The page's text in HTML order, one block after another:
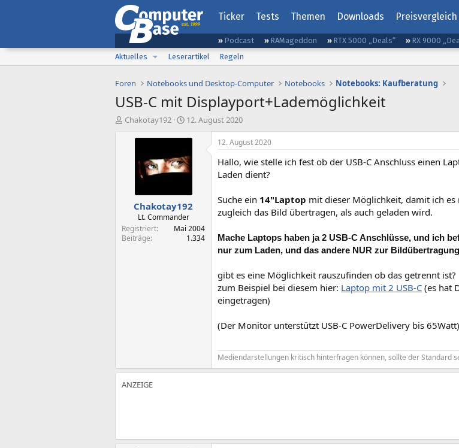
Ticker Tests Themen Downloads Preisvergleich
Podcast RAMageddon RTX 5000 „Deals“ RX 9000
Aktuelles
Leserartikel Regeln
Foren Notebooks und Desktop-Computer Notebooks Notebooks: Kaufberatung
USB-C mit Displayport+Lademöglichkeit
E
Chakotay192
E
s
e
l
t
a
m
12. August 2020
Chakotay192
Lt. Commander
Registriert
Mai 2004
Beiträge
1.334
12. August 2020
Hallo, wie stelle ich fest ob der USB-C Anschluss einen
Laden dient?
Suche ein 14"Laptop mit dieser Möglichkeit, damit ich es
zugleich das Bild übertragen, als auch geladen wird.
Mache Laptops haben ja 2 USB-C Anschlüsse, und ich
nur zum Laden, und das andere NUR zur
gibt es eine Möglichkeit rauszufinden ob das getrennt ist?
zum Beispiel bei diesem hier: Laptop mit 2 USB-C (es hat
eingetragen)
(Der Monitor unterstützt USB-C PowerDelivery bis 65Watt)
Mediendarstellungen kritisch hinterfragen können, sollte der Standard